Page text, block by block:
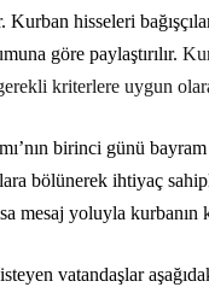
Kurban hisseleri
göre paylaştırılır.
kriterlere uygun
birinci günü
bölünerek ihtiyaç
mesaj yoluyla
vatandaşlar